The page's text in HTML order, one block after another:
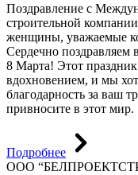
Поздравление с
строительной
женщины, уважаемые
Сердечно
8 Марта! Этот
вдохновением, и мы
благодарность за ваш
привносите в этот
Подробнее
ООО